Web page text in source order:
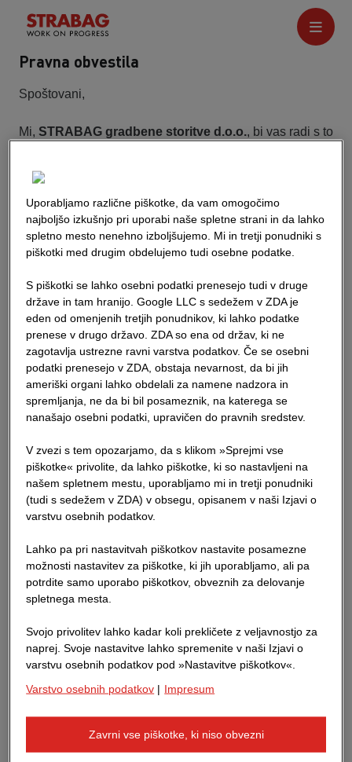
Pravna obvestila
Spoštovani,
Mi, STRABAG gradbene storitve d.o.o., bi vas radi s to
bomo vse informacije, ki so nam na voljo, preverili glede
točnosti, pravilnosti in aktualnosti. Kljub temu lahko tudi
mi naredimo kakšno napako, zato vas prosimo za
razumevanje. Vse informacije na tej spletni strani lahko
spremenimo brez vnaprejšnjega opozorila, jih
Opozarjamo, da so te informacije samo informativnega
značaja, zato zavračamo vsakršno odgovornost za
škodo, ki bi nastala – iz kakršnih koli razlogov že – z
uporabo informacij, ki so navedene na naši spletni
strani.
Nadalje je iz izključitve odgovornosti izvzeta tudi škoda,
ki temelji na grobi kršitvi dolžnosti iz malomarnosti z
malomarnosti naših zakonskih zastopnikov ali
pomočnikov.
Prosimo upoštevajte, da ima izključno naše podjetje
dokumente in da se z uporabo naše spletne strani
pravica v nobeni obliki nikomur ne priznava. Druga
uporaba (npr. v reklamne namene) prav tako ni
dovoljena, razen če vam je z naše strani bilo
Če s pomočjo elektronskega napotka (povezave)
informacij, je zapisano, da za vsebino teh spletnih strani
ne prevzemamo nobene odgovornosti.
Na podlagi izključno informativnega značaja teh spletnih
Uporabljamo različne piškotke, da vam omogočimo
najboljšo izkušnjo pri uporabi naše spletne strani in da lahko
spletno mesto nenehno izboljšujemo. Mi in tretji ponudniki s
piškotki med drugim obdelujemo tudi osebne podatke.
S piškotki se lahko osebni podatki prenesejo tudi v druge
države in tam hranijo. Google LLC s sedežem v ZDA je
eden od omenjenih tretjih ponudnikov, ki lahko podatke
prenese v drugo državo. ZDA so ena od držav, ki ne
zagotavlja ustrezne ravni varstva podatkov. Če se osebni
podatki prenesejo v ZDA, obstaja nevarnost, da bi jih
ameriški organi lahko obdelali za namene nadzora in
spremljanja, ne da bi bil posameznik, na katerega se
nanašajo osebni podatki, upravičen do pravnih sredstev.
V zvezi s tem opozarjamo, da s klikom »Sprejmi vse
piškotke« privolite, da lahko piškotke, ki so nastavljeni na
našem spletnem mestu, uporabljamo mi in tretji ponudniki
(tudi s sedežem v ZDA) v obsegu, opisanem v naši Izjavi o
varstvu osebnih podatkov.
Lahko pa pri nastavitvah piškotkov nastavite posamezne
možnosti nastavitev za piškotke, ki jih uporabljamo, ali pa
potrdite samo uporabo piškotkov, obveznih za delovanje
spletnega mesta.
Svojo privolitev lahko kadar koli prekličete z veljavnostjo za
naprej. Svoje nastavitve lahko spremenite v naši Izjavi o
varstvu osebnih podatkov pod »Nastavitve piškotkov«.
Varstvo osebnih podatkov | Impresum
Zavrni vse piškotke, ki niso obvezni